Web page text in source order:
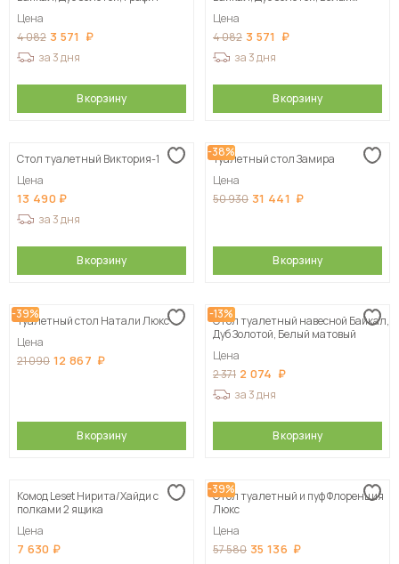
Цена
4 082 3 571
за 3 дня
В корзину
Цена
4 082 3 571
за 3 дня
В корзину
Стол туалетный Виктория-1
Цена
13 490
за 3 дня
В корзину
-38%
Туалетный стол Замира
Цена
50 930 31 441
В корзину
-39%
Туалетный стол Натали Люкс
Цена
21 090 12 867
В корзину
-13%
Стол туалетный навесной Байкал,
Дуб Золотой, Белый матовый
Цена
2 371 2 074
за 3 дня
В корзину
Комод Leset Нирита/Хайди с
полками 2 ящика
Цена
7 630
-39%
Стол туалетный и пуф Флоренция
Люкс
Цена
57 580 35 136